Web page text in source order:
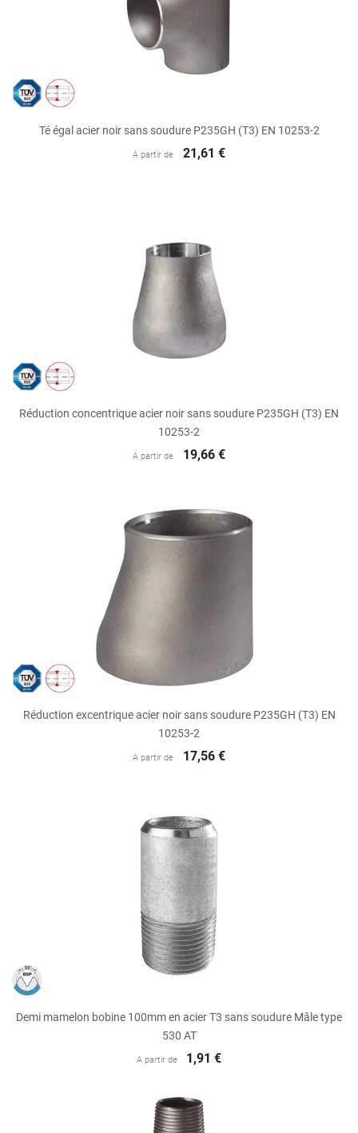
Té égal acier noir sans soudure P235GH (T3) EN 10253-2
A partir de 21,61 €
Réduction concentrique acier noir sans soudure P235GH (T3) EN
10253-2
A partir de 19,66 €
Réduction excentrique acier noir sans soudure P235GH (T3) EN
10253-2
A partir de 17,56 €
Demi mamelon bobine 100mm en acier T3 sans soudure Mâle type
530 AT
A partir de 1,91 €